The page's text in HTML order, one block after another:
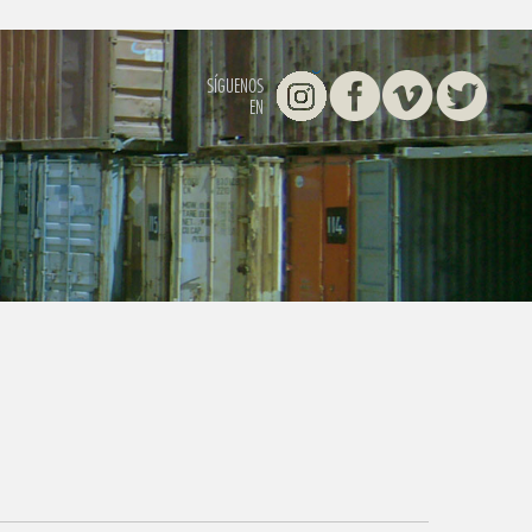
SÍGUENOS
EN
InstagramFacebookVimeoTwitter